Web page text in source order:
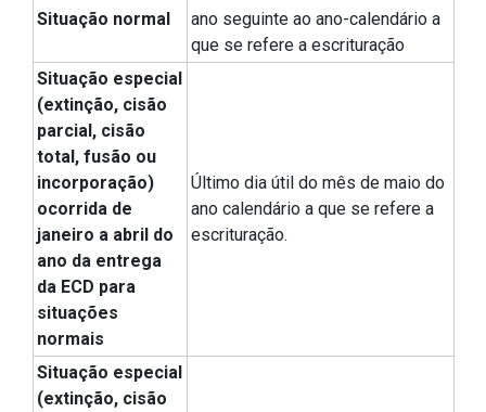
Situação normal
ano seguinte ao ano-calendário a
que se refere a escrituração
Situação especial
(extinção, cisão
parcial, cisão
total, fusão ou
incorporação)
ocorrida de
janeiro a abril do
ano da entrega
da ECD para
situações
normais
Último dia útil do mês de maio do
ano calendário a que se refere a
escrituração.
Situação especial
(extinção, cisão